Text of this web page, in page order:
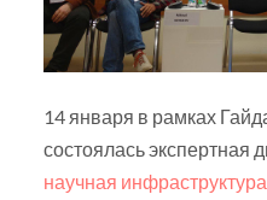
14 января в рамках
состоялась экспертная
научная